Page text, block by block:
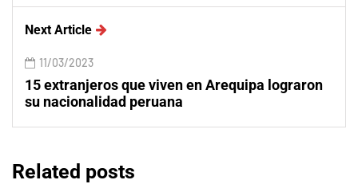
Next Article
11/03/2023
15 extranjeros que viven en Arequipa lograron
su nacionalidad peruana
Related posts